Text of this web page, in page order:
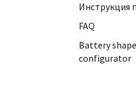
Инструкция
FAQ
Battery shape
configurator